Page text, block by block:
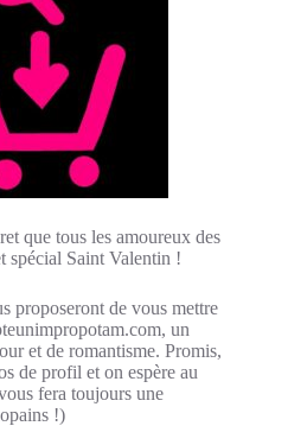
que tous les amoureux des
spécial Saint Valentin !
proposeront de vous mettre
un
et de romantisme. Promis,
de profil et on espère au
fera toujours une
!)